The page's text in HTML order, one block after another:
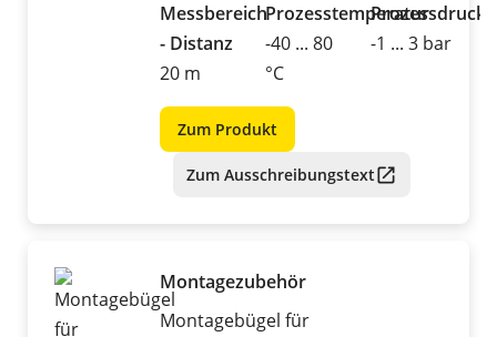
Messbereich
- Distanz
20 m
Prozesstemperatur
-40 ... 80
°C
Prozessdruck
-1 ... 3 bar
Zum Produkt
Zum Ausschreibungstext
Montagezubehör
Montagebügel für